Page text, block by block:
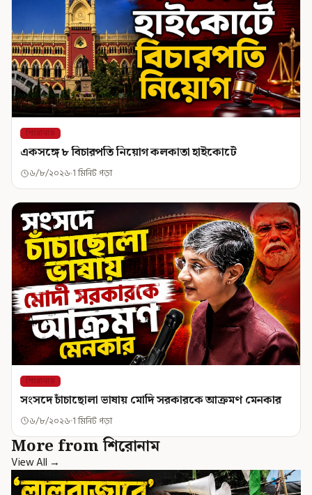
শিরোনাম
একসঙ্গে ৮ বিচারপতি নিয়োগ কলকাতা হাইকোর্টে
৬/৮/২০২৬ 1 মিনিট পড়া
শিরোনাম
সংসদে চাঁচাছোলা ভাষায় মোদি সরকারকে আক্রমণ মেনকার
৬/৮/২০২৬ 1 মিনিট পড়া
More from শিরোনাম
View All →